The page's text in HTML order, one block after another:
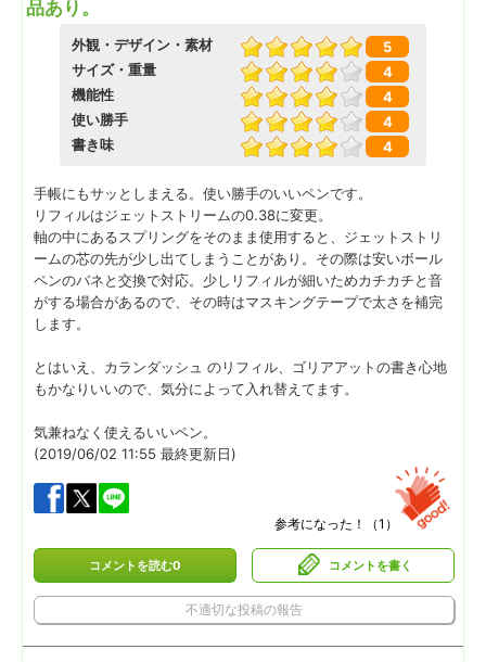
品あり。
外観・デザイン・素材
5
サイズ・重量
4
機能性
4
使い勝手
4
書き味
4
手帳にもサッとしまえる。使い勝手のいいペンです。
リフィルはジェットストリームの0.38に変更。
軸の中にあるスプリングをそのまま使用すると、ジェットストリ
ームの芯の先が少し出てしまうことがあり。その際は安いボール
ペンのバネと交換で対応。少しリフィルが細いためカチカチと音
がする場合があるので、その時はマスキングテープで太さを補完
します。
とはいえ、カランダッシュ のリフィル、ゴリアアットの書き心地
もかなりいいので、気分によって入れ替えてます。
気兼ねなく使えるいいペン。
(2019/06/02 11:55 最終更新日)
参考になった！（1 ）
コメントを読む0 コメントを書く
不適切な投稿の報告